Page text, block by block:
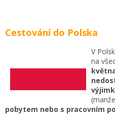
Cestování do Polska
V
na
pobytem nebo s pracovním